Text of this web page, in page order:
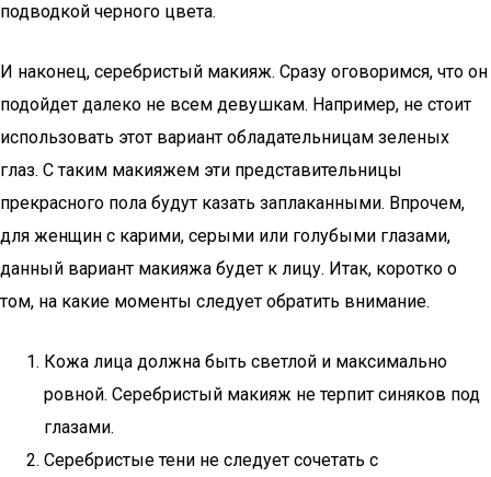
подводкой черного цвета.
И наконец, серебристый макияж. Сразу оговоримся, что он
подойдет далеко не всем девушкам. Например, не стоит
использовать этот вариант обладательницам зеленых
глаз. С таким макияжем эти представительницы
прекрасного пола будут казать заплаканными. Впрочем,
для женщин с карими, серыми или голубыми глазами,
данный вариант макияжа будет к лицу. Итак, коротко о
том, на какие моменты следует обратить внимание.
Кожа лица должна быть светлой и максимально
ровной. Серебристый макияж не терпит синяков под
глазами.
Серебристые тени не следует сочетать с